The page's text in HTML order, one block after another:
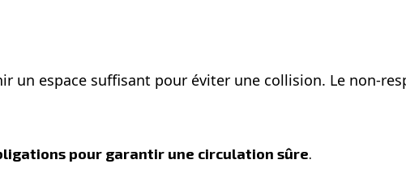
un espace suffisant pour éviter une collision. Le non-
pour garantir une circulation sûre.